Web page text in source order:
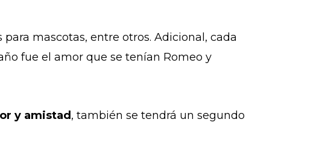
mascotas, entre otros. Adicional, cada
fue el amor que se tenían Romeo y
y amistad , también se tendrá un segundo